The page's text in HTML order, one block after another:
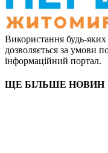
Використання будь-яких
дозволяється за умови
інформаційний портал.
ЩЕ БІЛЬШЕ НОВИН